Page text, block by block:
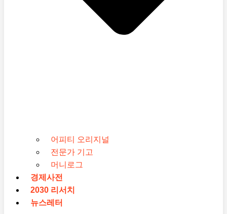
어피티 오리지널
전문가 기고
머니로그
경제사전
2030 리서치
뉴스레터